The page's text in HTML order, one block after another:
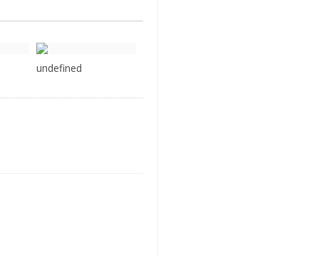
undefined